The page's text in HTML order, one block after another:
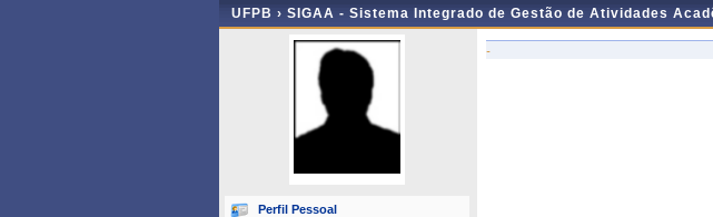
UFPB › SIGAA - Sistema Integrado de Gestão de Atividades
Perfil Pessoal
-